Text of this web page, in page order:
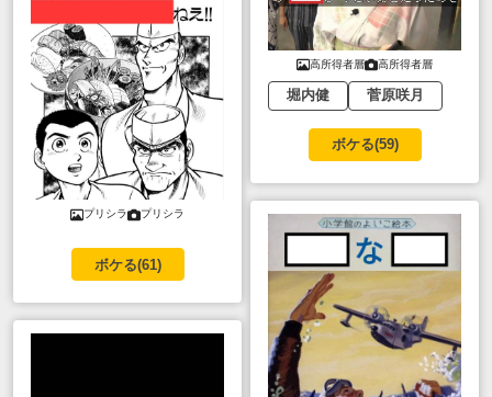
プリシラ プリシラ
ボケる(61)
高所得者層 高所得者層
堀内健 菅原咲月
ボケる(59)